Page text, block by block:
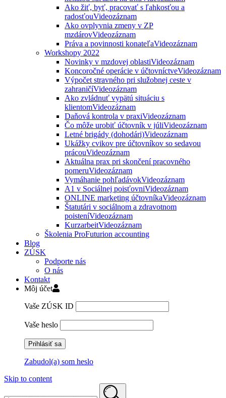
Ako žiť, byť, pracovať s ľahkosťou a
radosťouVideozáznam
Ako ovplyvnia zmeny v ZP
mzdárovVideozáznam
Práva a povinnosti konateľaVideozáznam
Workshopy 2022
Novinky v mzdovej oblastiVideozáznam
Koncoročné operácie v účtovníctveVideozáznam
Výpočet stravného pri služobnej ceste v
zahraničíVideozáznam
Ako zvládnuť vypätú situáciu s
klientomVideozáznam
Daňová kontrola v praxiVideozáznam
Čo môže urobiť účtovník v júliVideozáznam
Letné brigády (dohodári)Videozáznam
Ukážky cvikov pre účtovníkov so sedavou
prácouVideozáznam
Aktuálna prax pri skončení pracovného
pomeruVideozáznam
Vymáhanie pohľadávokVideozáznam
A1 v Sociálnej poisťovniVideozáznam
ONLINE marketing účtovníkaVideozáznam
Štatutári v sociálnom a zdravotnom
poisteníVideozáznam
KurzarbeitVideozáznam
Školenia ProFuturion accounting
Blog
ZÚSK
Podporte nás
O nás
Kontakt
Môj účet
Vaše ZÚSK ID
Vaše heslo
Zabudol(a) som heslo
Skip to content